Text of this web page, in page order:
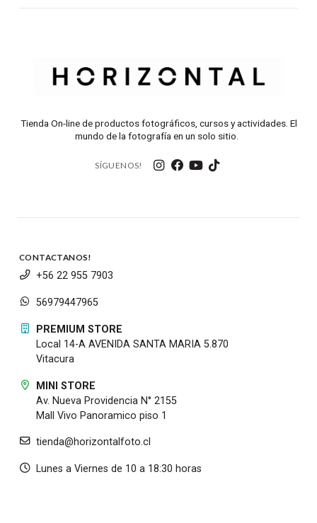
Tienda On-line de productos fotográficos, cursos y actividades. El
mundo de la fotografía en un solo sitio.
SÍGUENOS!
CONTACTANOS!
+56 22 955 7903
56979447965
PREMIUM STORE
Local 14-A AVENIDA SANTA MARIA 5.870
Vitacura
MINI STORE
Av. Nueva Providencia N° 2155
Mall Vivo Panoramico piso 1
tienda@horizontalfoto.cl
Lunes a Viernes de 10 a 18:30 horas